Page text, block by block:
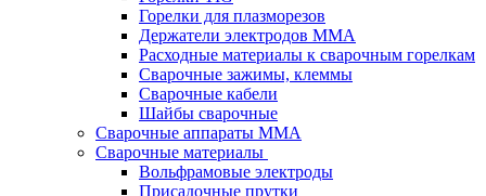
Горелки для плазморезов
Держатели электродов ММА
Расходные материалы к сварочным горелкам
Сварочные зажимы, клеммы
Сварочные кабели
Шайбы сварочные
Сварочные аппараты MMA
Сварочные материалы
Вольфрамовые электроды
Присадочные прутки